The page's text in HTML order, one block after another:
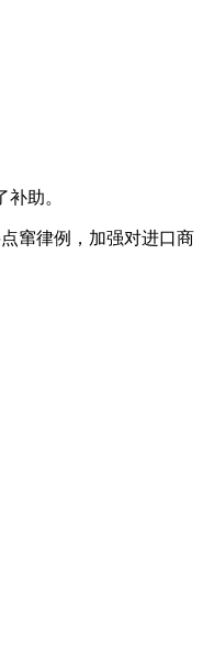
助。
窜律例，加强对进口商